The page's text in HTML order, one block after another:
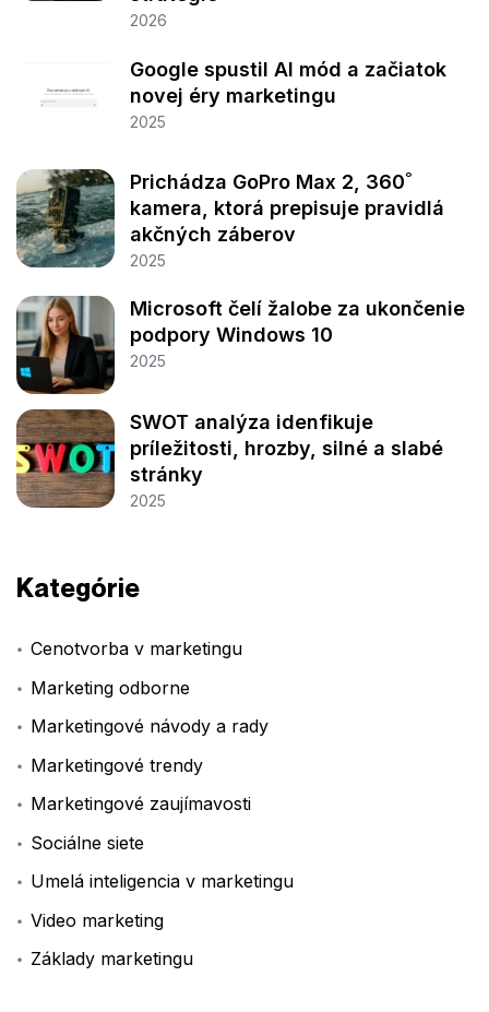
2026
Google spustil AI mód a začiatok
novej éry marketingu
2025
Prichádza GoPro Max 2, 360˚
kamera, ktorá prepisuje pravidlá
akčných záberov
2025
Microsoft čelí žalobe za ukončenie
podpory Windows 10
2025
SWOT analýza idenfikuje
príležitosti, hrozby, silné a slabé
stránky
2025
Kategórie
Cenotvorba v marketingu
Marketing odborne
Marketingové návody a rady
Marketingové trendy
Marketingové zaujímavosti
Sociálne siete
Umelá inteligencia v marketingu
Video marketing
Základy marketingu